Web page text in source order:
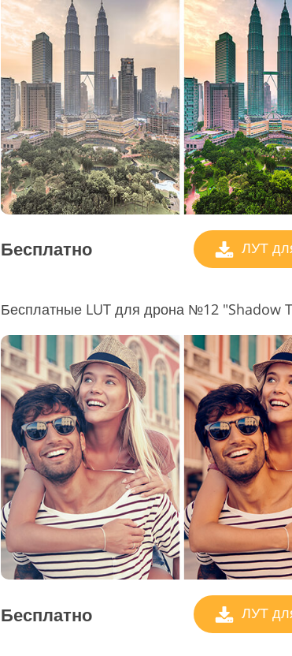
Бесплатно ЛУТ
Бесплатные LUT для дрона №12 "Shadow
Бесплатно ЛУТ